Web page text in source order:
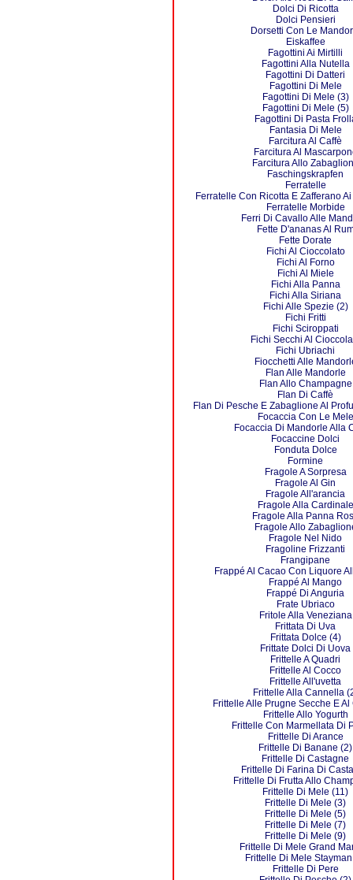
Dolci Di Ricotta
Dolci Pensieri
Dorsetti Con Le
Eiskaffee
Fagottini Ai Mirtilli
Fagottini Alla Nutella
Fagottini Di Datteri
Fagottini Di Mele
Fagottini Di Mele (3)
Fagottini Di Mele (5)
Fagottini Di Pasta
Fantasia Di Mele
Farcitura Al Caffè
Farcitura Al
Farcitura Allo
Faschingskrapfen
Ferratelle
Ferratelle Con Ricotta E Zafferano
Ferratelle Morbide
Ferri Di Cavallo Alle
Fette D'ananas Al
Fette Dorate
Fichi Al Cioccolato
Fichi Al Forno
Fichi Al Miele
Fichi Alla Panna
Fichi Alla Siriana
Fichi Alle Spezie (2)
Fichi Fritti
Fichi Sciroppati
Fichi Secchi Al
Fichi Ubriachi
Fiocchetti Alle
Flan Alle Mandorle
Flan Allo Champagne
Flan Di Caffè
Flan Di Pesche E Zabaglione Al
Focaccia Con Le Mele
Focaccia Di Mandorle Alla
Focaccine Dolci
Fonduta Dolce
Formine
Fragole A Sorpresa
Fragole Al Gin
Fragole All'arancia
Fragole Alla Cardinale
Fragole Alla Panna
Fragole Allo
Fragole Nel Nido
Fragoline Frizzanti
Frangipane
Frappé Al Cacao Con Liquore
Frappé Al Mango
Frappé Di Anguria
Frate Ubriaco
Fritole Alla Veneziana
Frittata Di Uva
Frittata Dolce (4)
Frittate Dolci Di Uova
Frittelle A Quadri
Frittelle Al Cocco
Frittelle All'uvetta
Frittelle Alla Cannella
Frittelle Alle Prugne Secche E
Frittelle Allo Yogurth
Frittelle Con Marmellata Di
Frittelle Di Arance
Frittelle Di Banane (2)
Frittelle Di Castagne
Frittelle Di Farina Di
Frittelle Di Frutta Allo
Frittelle Di Mele (11)
Frittelle Di Mele (3)
Frittelle Di Mele (5)
Frittelle Di Mele (7)
Frittelle Di Mele (9)
Frittelle Di Mele Grand
Frittelle Di Mele
Frittelle Di Pere